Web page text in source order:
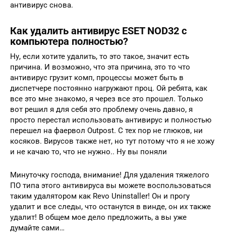
антивирус снова.
Как удалить антивирус ESET NOD32 с
компьютера полностью?
Ну, если хотите удалить, то это такое, значит есть
причина. И возможно, что эта причина, это то что
антивирус грузит комп, процессы может быть в
диспетчере постоянно нагружают проц. Ой ребята, как
все это мне знакомо, я через все это прошел. Только
вот решил я для себя это проблему очень давно, я
просто перестал использовать антивирус и полностью
перешел на фаервол Outpost. С тех пор не глюков, ни
косяков. Вирусов также нет, но тут потому что я не хожу
и не качаю то, что не нужно.. Ну вы поняли
Минуточку господа, внимание! Для удаления тяжелого
ПО типа этого антивируса вы можете воспользоваться
таким удалятором как Revo Uninstaller! Он и прогу
удалит и все следы, что останутся в винде, он их также
удалит! В общем мое дело предложить, а вы уже
думайте сами…